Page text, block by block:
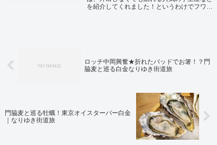
を紹介してくれました！というわけでフワち
ロッチ中岡興奮★折れたバッドでお箸！？門
脇麦と巡る白金なりゆき街道旅
門脇麦と巡る牡蠣！東京オイスターバー白金
｜なりゆき街道旅